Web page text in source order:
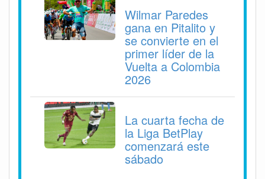
Wilmar Paredes
gana en Pitalito y
se convierte en el
primer líder de la
Vuelta a Colombia
2026
La cuarta fecha de
la Liga BetPlay
comenzará este
sábado